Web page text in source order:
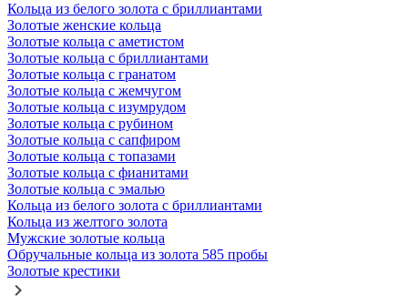
Кольца из белого золота с бриллиантами
Золотые женские кольца
Золотые кольца с аметистом
Золотые кольца с бриллиантами
Золотые кольца с гранатом
Золотые кольца с жемчугом
Золотые кольца с изумрудом
Золотые кольца с рубином
Золотые кольца с сапфиром
Золотые кольца с топазами
Золотые кольца с фианитами
Золотые кольца с эмалью
Кольца из белого золота с бриллиантами
Кольца из желтого золота
Мужские золотые кольца
Обручальные кольца из золота 585 пробы
Золотые крестики